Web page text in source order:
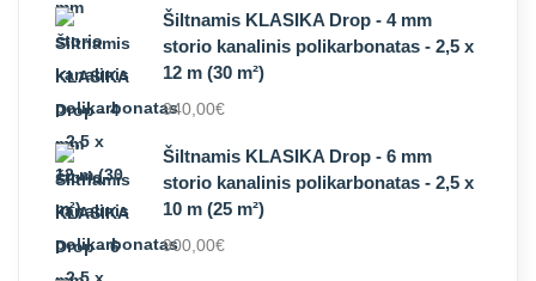
Šiltnamis KLASIKA Drop - 4 mm
storio kanalinis polikarbonatas - 2,5 x
12 m (30 m²)
940,00€
Šiltnamis KLASIKA Drop - 6 mm
storio kanalinis polikarbonatas - 2,5 x
10 m (25 m²)
900,00€